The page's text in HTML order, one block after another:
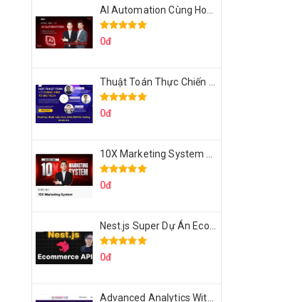
0đ
0đ
0đ
0đ